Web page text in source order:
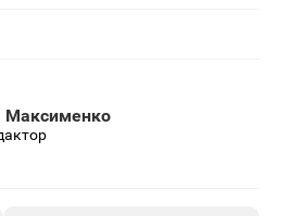
Максименко